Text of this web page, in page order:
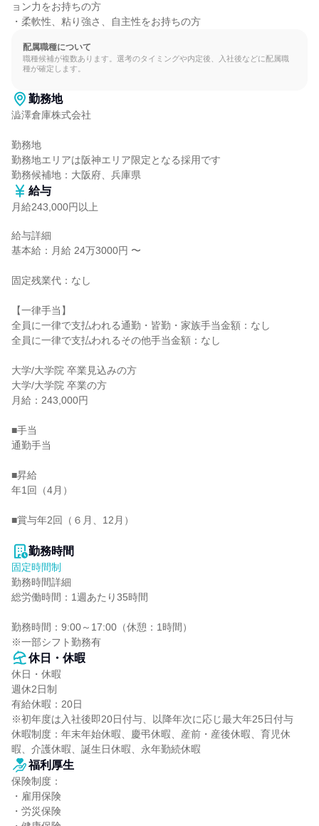
ョン力をお持ちの方
・柔軟性、粘り強さ、自主性をお持ちの方
配属職種について
職種候補が複数あります。選考のタイミングや内定後、入社後などに配属職
種が確定します。
勤務地
澁澤倉庫株式会社
勤務地
勤務地エリアは阪神エリア限定となる採用です
勤務候補地：大阪府、兵庫県
給与
月給243,000円以上
給与詳細
基本給：月給 24万3000円 〜
固定残業代：なし
【一律手当】
全員に一律で支払われる通勤・皆勤・家族手当金額：なし
全員に一律で支払われるその他手当金額：なし
大学/大学院 卒業見込みの方
大学/大学院 卒業の方
月給：243,000円
■手当
通勤手当
■昇給
年1回（4月）
■賞与年2回（６月、12月）
勤務時間
固定時間制
勤務時間詳細
総労働時間：1週あたり35時間
勤務時間：9:00～17:00（休憩：1時間）
※一部シフト勤務有
休日・休暇
休日・休暇
週休2日制
有給休暇：20日
※初年度は入社後即20日付与、以降年次に応じ最大年25日付与
休暇制度：年末年始休暇、慶弔休暇、産前・産後休暇、育児休
暇、介護休暇、誕生日休暇、永年勤続休暇
福利厚生
保険制度：
・雇用保険
・労災保険